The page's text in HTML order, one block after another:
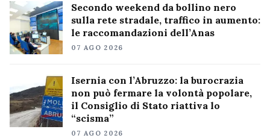
Secondo weekend da bollino nero
sulla rete stradale, traffico in aumento:
le raccomandazioni dell’Anas
07 AGO 2026
Isernia con l’Abruzzo: la burocrazia
non può fermare la volontà popolare,
il Consiglio di Stato riattiva lo
“scisma”
07 AGO 2026